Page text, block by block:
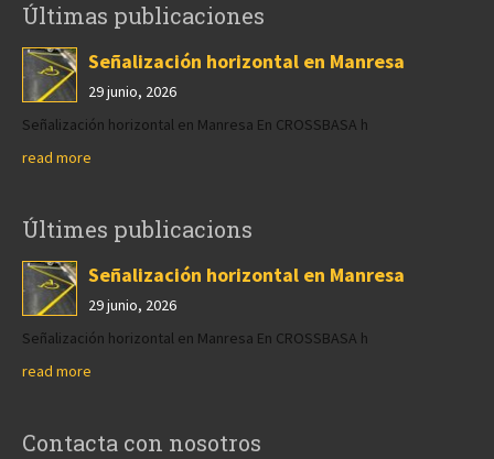
Últimas publicaciones
Señalización horizontal en Manresa
29 junio, 2026
Señalización horizontal en Manresa En CROSSBASA h
read more
Últimes publicacions
Señalización horizontal en Manresa
29 junio, 2026
Señalización horizontal en Manresa En CROSSBASA h
read more
Contacta con nosotros